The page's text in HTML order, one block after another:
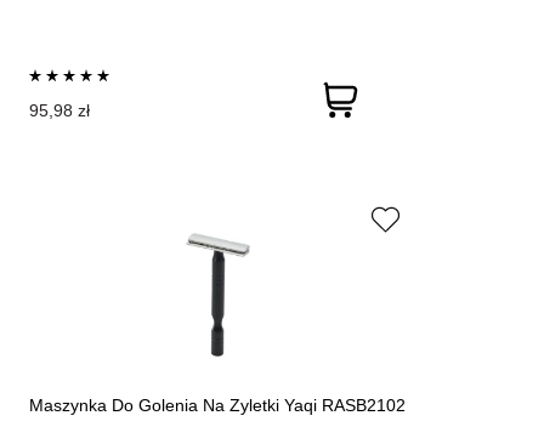
95,98 zł
Maszynka Do Golenia Na Zyletki Yaqi RASB2102